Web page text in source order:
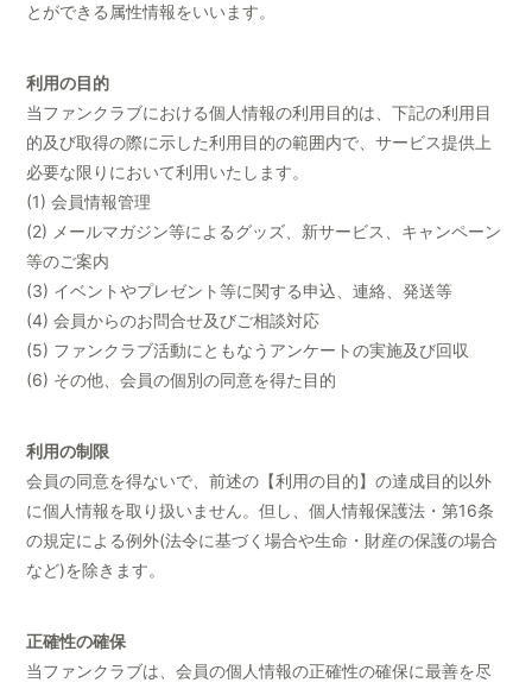
とができる属性情報をいいます。
利用の目的
当ファンクラブにおける個人情報の利用目的は、下記の利用目
的及び取得の際に示した利用目的の範囲内で、サービス提供上
必要な限りにおいて利用いたします。
(1) 会員情報管理
(2) メールマガジン等によるグッズ、新サービス、キャンペーン
等のご案内
(3) イベントやプレゼント等に関する申込、連絡、発送等
(4) 会員からのお問合せ及びご相談対応
(5) ファンクラブ活動にともなうアンケートの実施及び回収
(6) その他、会員の個別の同意を得た目的
利用の制限
会員の同意を得ないで、前述の【利用の目的】の達成目的以外
に個人情報を取り扱いません。但し、個人情報保護法・第16条
の規定による例外(法令に基づく場合や生命・財産の保護の場合
など)を除きます。
正確性の確保
当ファンクラブは、会員の個人情報の正確性の確保に最善を尽